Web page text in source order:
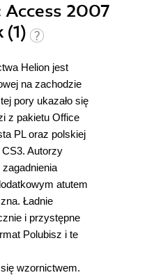
Access 2007
(1)
Helion jest
na zachodzie
pory ukazało się
z pakietu Office
PL oraz polskiej
Autorzy
atutem
Ładnie
i przystępne
Polubisz i te
wzornictwem.